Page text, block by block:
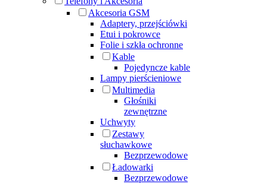
Akcesoria GSM
Adaptery, przejściówki
Etui i pokrowce
Folie i szkła ochronne
Kable
Pojedyncze kable
Lampy pierścieniowe
Multimedia
Głośniki
zewnętrzne
Uchwyty
Zestawy
słuchawkowe
Bezprzewodowe
Ładowarki
Bezprzewodowe